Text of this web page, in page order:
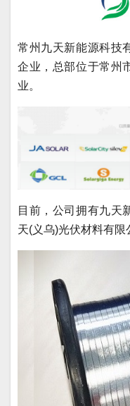
常州九天新能源科技
企业，总部位于常州
业。
目前，公司拥有九天
天(义乌)光伏材料有限